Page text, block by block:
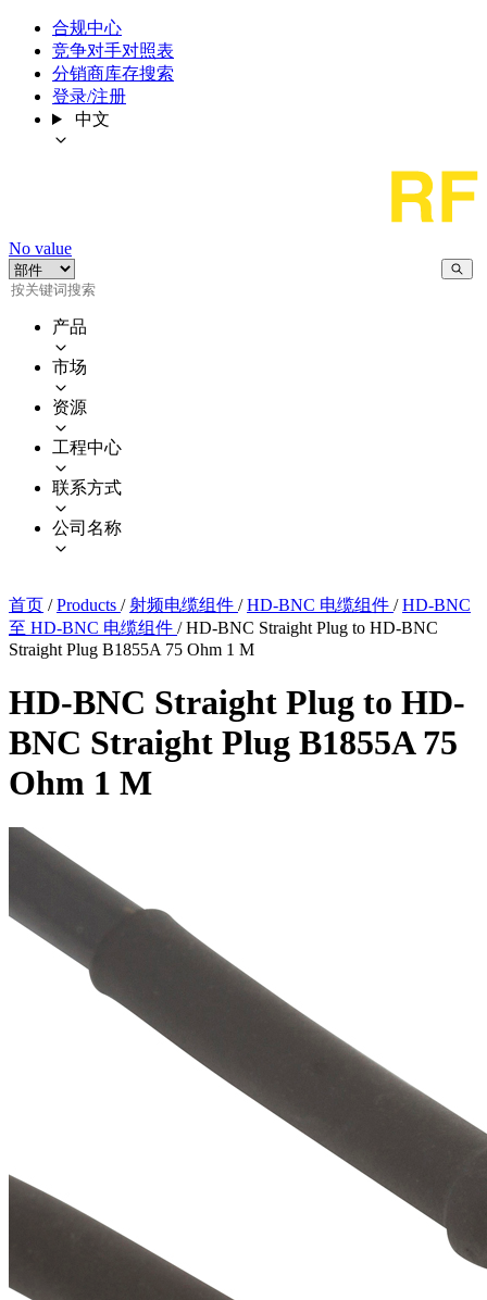
合规中心
竞争对手对照表
分销商库存搜索
登录/注册
中文
No value
产品
市场
资源
工程中心
联系方式
公司名称
首页 / Products / 射频电缆组件 / HD-BNC 电缆组件 / HD-BNC
至 HD-BNC 电缆组件 / HD-BNC Straight Plug to HD-BNC
Straight Plug B1855A 75 Ohm 1 M
HD-BNC Straight Plug to HD-
BNC Straight Plug B1855A 75
Ohm 1 M